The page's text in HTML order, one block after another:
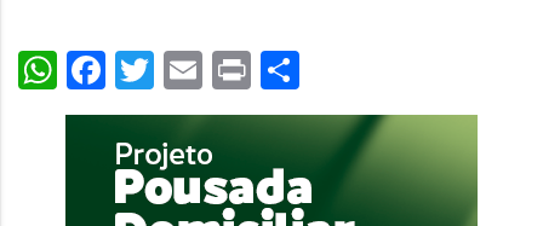
WhatsApp
Facebook
Twitter
Email
PrintShare